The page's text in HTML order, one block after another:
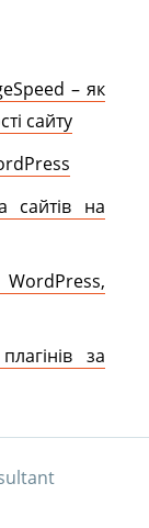
– як
сайту
сайтів на
за